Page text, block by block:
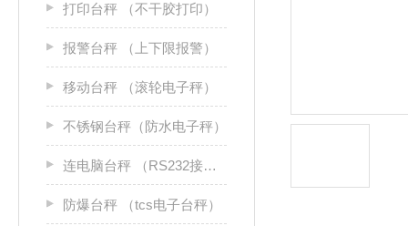
打印台秤 （不干胶打印）
报警台秤 （上下限报警）
移动台秤 （滚轮电子秤）
不锈钢台秤（防水电子秤）
连电脑台秤 （RS232接口）
防爆台秤 （tcs电子台秤）